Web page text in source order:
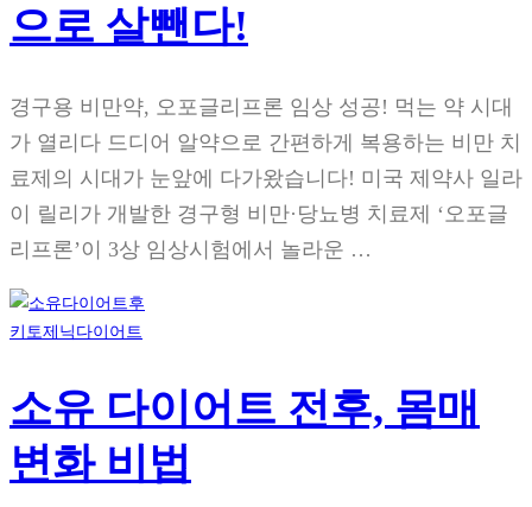
으로 살뺀다!
경구용 비만약, 오포글리프론 임상 성공! 먹는 약 시대
가 열리다 드디어 알약으로 간편하게 복용하는 비만 치
료제의 시대가 눈앞에 다가왔습니다! 미국 제약사 일라
이 릴리가 개발한 경구형 비만·당뇨병 치료제 ‘오포글
리프론’이 3상 임상시험에서 놀라운 …
키토제닉다이어트
소유 다이어트 전후, 몸매
변화 비법